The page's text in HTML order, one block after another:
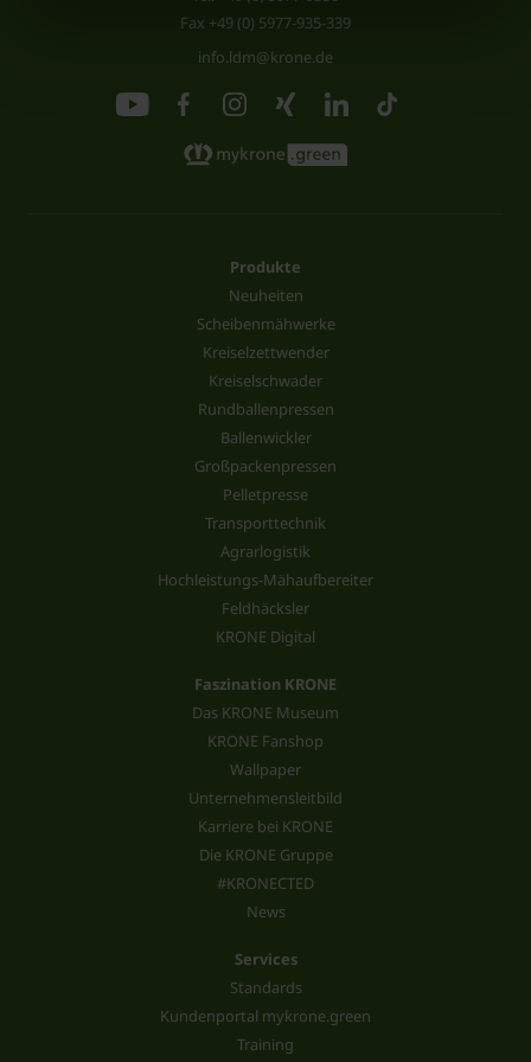
Fax +49 (0) 5977-935-339
info.ldm@krone.de
Produkte
Neuheiten
Scheibenmähwerke
Kreiselzettwender
Kreiselschwader
Rundballenpressen
Ballenwickler
Großpackenpressen
Pelletpresse
Transporttechnik
Agrarlogistik
Hochleistungs-Mähaufbereiter
Feldhäcksler
KRONE Digital
Faszination KRONE
Das KRONE Museum
KRONE Fanshop
Wallpaper
Unternehmensleitbild
Karriere bei KRONE
Die KRONE Gruppe
#KRONECTED
News
Services
Standards
Kundenportal mykrone.green
Training